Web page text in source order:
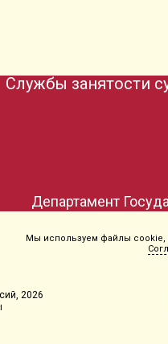
Службы занятости
Мы используем файлы cookie,
2026